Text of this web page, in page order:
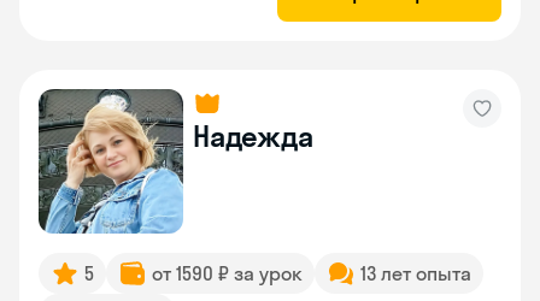
Надежда
5 от 1590 ₽ за урок
13 лет опыта